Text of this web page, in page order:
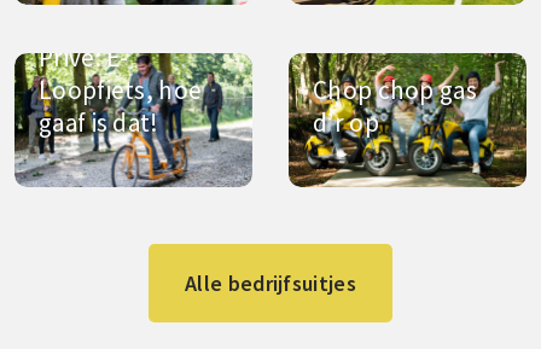
Privé: E-
Loopfiets, hoe
gaaf is dat!
Chop chop gas
d’r op
Alle bedrijfsuitjes